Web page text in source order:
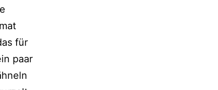
für
paar